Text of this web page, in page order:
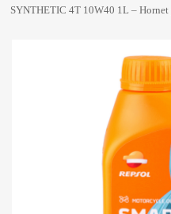
SYNTHETIC 4T 10W40 1L – Hornet